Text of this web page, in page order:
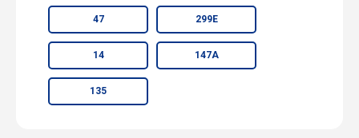
47 299Е
14 147А
135